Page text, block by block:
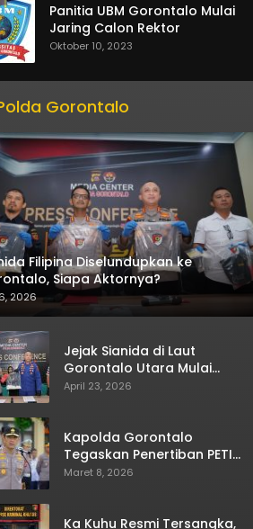
Panitia UBM Gorontalo Mulai
Jaring Calon Rektor
Oktober 10, 2023
Gorontalo
Filipina Diselundupkan ke
Siapa Aktornya?
2026
Jejak Sianida di Laut
Gorontalo Utara Mulai
Terkuak
April 23, 2026
Kapolda Gorontalo
Tegaskan Penertiban PETI
Terus Berjalan
Maret 8, 2026
Ka Kuhu Resmi Tersangka,